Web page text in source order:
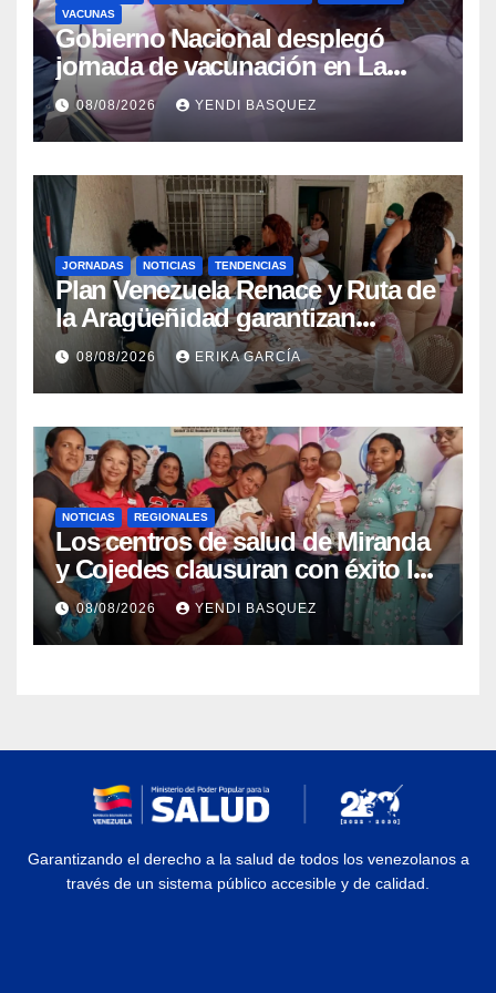
VACUNAS
Gobierno Nacional desplegó
jornada de vacunación en La
Guaira para garantizar protección
epidemiológica
08/08/2026 YENDI BASQUEZ
JORNADAS NOTICIAS TENDENCIAS
Plan Venezuela Renace y Ruta de
la Aragüeñidad garantizan
atención médica integral en
Aragua
08/08/2026 ERIKA GARCÍA
NOTICIAS REGIONALES
Los centros de salud de Miranda
y Cojedes clausuran con éxito la
Semana Mundial de la Lactancia
Materna
08/08/2026 YENDI BASQUEZ
Garantizando el derecho a la salud de todos los venezolanos a
través de un sistema público accesible y de calidad.